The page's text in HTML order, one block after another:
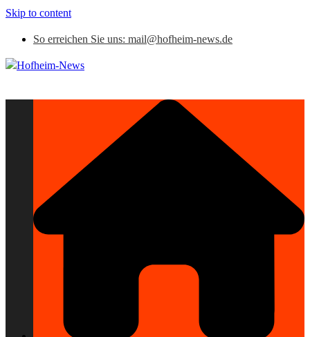
Skip to content
So erreichen Sie uns: mail@hofheim-news.de